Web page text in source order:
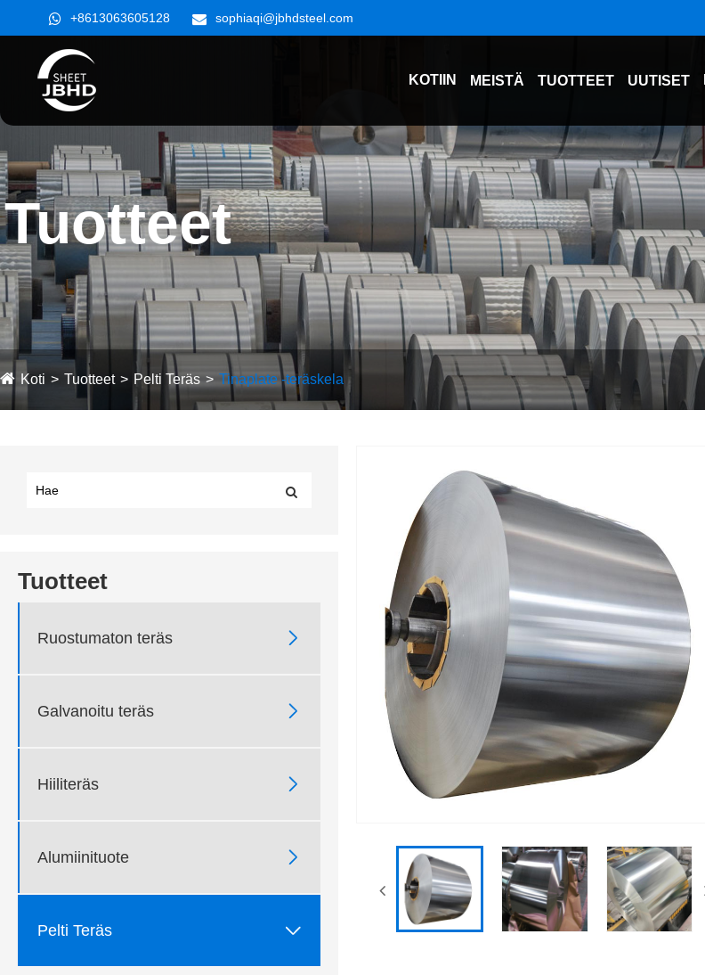
+8613063605128 sophiaqi@jbhdsteel.com
KOTIIN MEISTÄ TUOTTEET UUTISET
Tuotteet
Koti Tuotteet Pelti Teräs Tinaplate -teräskela
Tuotteet
Ruostumaton teräs 
Galvanoitu teräs 
Hiiliteräs 
Alumiinituote 
Pelti Teräs 